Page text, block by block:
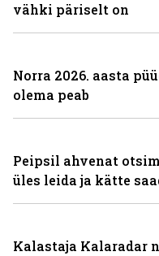
vähki päriselt on
Norra 2026. aasta
olema peab
Peipsil ahvenat
üles leida ja kätte
Kalastaja Kalaradar